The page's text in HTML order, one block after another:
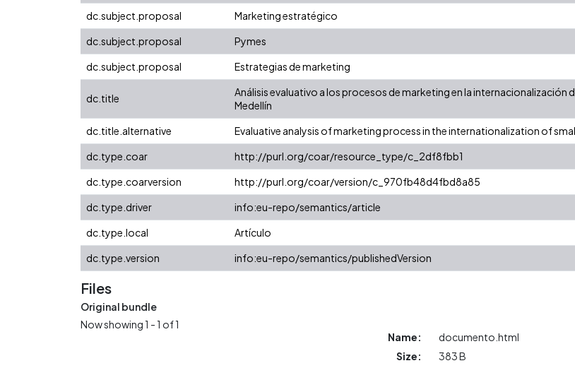
dc.subject.proposal
Marketing estratégico
dc.subject.proposal
Pymes
dc.subject.proposal
Estrategias de marketing
dc.title
Análisis evaluativo a los procesos de marketing en la internacionalización
Medellín
dc.title.alternative Evaluative analysis of marketing process in the internationalization of
dc.type.coar
http://purl.org/coar/resource_type/c_2df8fbb1
dc.type.coarversion
http://purl.org/coar/version/c_970fb48d4fbd8a85
dc.type.driver
info:eu-repo/semantics/article
dc.type.local
Artículo
dc.type.version
info:eu-repo/semantics/publishedVersion
Files
Original bundle
Now showing1 - 1 of 1
Name:
documento.html
Size:
383 B